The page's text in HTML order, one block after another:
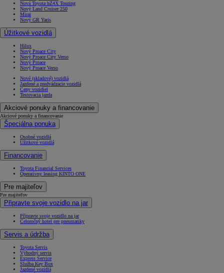
Nová Toyota bZ4X Touring
Nový Land Cruiser 250
Mirai
Nový GR Yaris
Úžitkové vozidlá
Hilux
Nový Proace City
Nový Proace City Verso
Nový Proace
Nový Proace Verso
Nové (skladové) vozidlá
Jazdené a predvádzacie vozidlá
Ceny vozidiel
Testovacia jazda
Akciové ponuky a financovanie
Akciové ponuky a financovanie
Špeciálna ponuka
Osobné vozidlá
Úžitkové vozidlá
Financovanie
Toyota Financial Services
Operatívny leasing KINTO ONE
Pre majiteľov
Pre majiteľov
Připravte svoje vozidlo na jar
Připravte svoje vozidlo na jar
Celoročný hotel pre pneumatiky
Servis a údržba
Toyota Servis
Výhodný servis
Express Service
Služba Key Box
Jazdené vozidlá